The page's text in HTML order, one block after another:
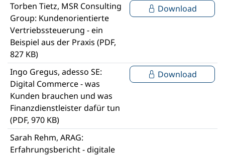
Torben Tietz, MSR Consulting
Group: Kundenorientierte
Vertriebssteuerung - ein
Beispiel aus der Praxis (PDF,
827 KB)
Download
Ingo Gregus, adesso SE:
Digital Commerce - was
Kunden brauchen und was
Finanzdienstleister dafür tun
(PDF, 970 KB)
Download
Sarah Rehm, ARAG:
Erfahrungsbericht - digitale